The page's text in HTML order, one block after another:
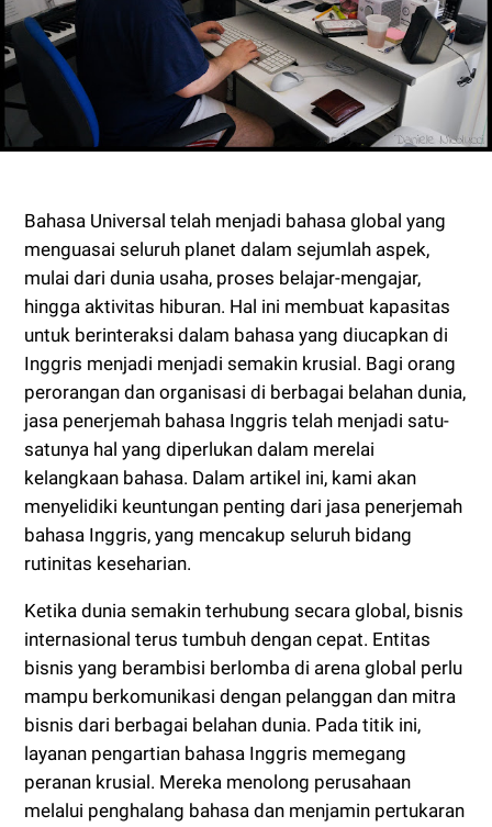
Bahasa Universal telah menjadi bahasa global yang
menguasai seluruh planet dalam sejumlah aspek,
mulai dari dunia usaha, proses belajar-mengajar,
hingga aktivitas hiburan. Hal ini membuat kapasitas
untuk berinteraksi dalam bahasa yang diucapkan di
Inggris menjadi menjadi semakin krusial. Bagi orang
perorangan dan organisasi di berbagai belahan dunia,
jasa penerjemah bahasa Inggris telah menjadi satu-
satunya hal yang diperlukan dalam merelai
kelangkaan bahasa. Dalam artikel ini, kami akan
menyelidiki keuntungan penting dari jasa penerjemah
bahasa Inggris, yang mencakup seluruh bidang
rutinitas keseharian.
Ketika dunia semakin terhubung secara global, bisnis
internasional terus tumbuh dengan cepat. Entitas
bisnis yang berambisi berlomba di arena global perlu
mampu berkomunikasi dengan pelanggan dan mitra
bisnis dari berbagai belahan dunia. Pada titik ini,
layanan pengartian bahasa Inggris memegang
peranan krusial. Mereka menolong perusahaan
melalui penghalang bahasa dan menjamin pertukaran